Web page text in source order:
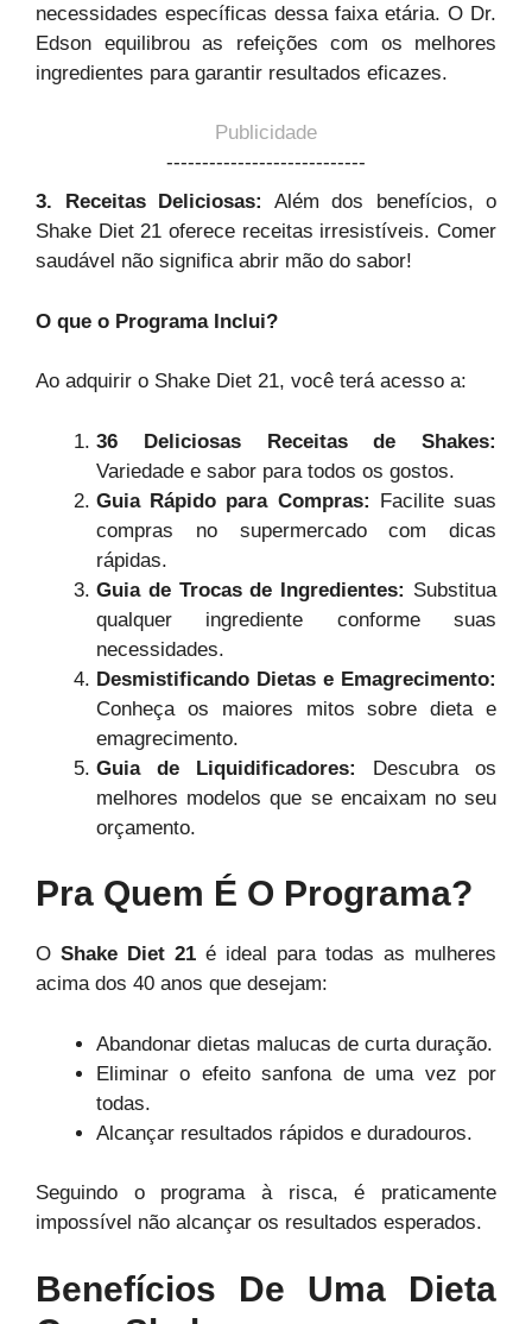
necessidades específicas dessa faixa etária. O Dr.
Edson equilibrou as refeições com os melhores
ingredientes para garantir resultados eficazes.
Publicidade
----------------------------
3. Receitas Deliciosas:
Além dos benefícios, o
Shake Diet 21 oferece receitas irresistíveis. Comer
saudável não significa abrir mão do sabor!
O que o Programa Inclui?
Ao adquirir o Shake Diet 21, você terá acesso a:
36 Deliciosas Receitas de Shakes:
Variedade e sabor para todos os gostos.
Guia Rápido para Compras: Facilite suas
compras no supermercado com dicas
rápidas.
Guia de Trocas de Ingredientes: Substitua
qualquer ingrediente conforme suas
necessidades.
Desmistificando Dietas e Emagrecimento:
Conheça os maiores mitos sobre dieta e
emagrecimento.
Guia de Liquidificadores:
Descubra os
melhores modelos que se encaixam no seu
orçamento.
Pra Quem É O Programa?
O Shake Diet 21 é ideal para todas as mulheres
acima dos 40 anos que desejam:
Abandonar dietas malucas de curta duração.
Eliminar o efeito sanfona de uma vez por
todas.
Alcançar resultados rápidos e duradouros.
Seguindo o programa à risca, é praticamente
impossível não alcançar os resultados esperados.
Benefícios De Uma Dieta